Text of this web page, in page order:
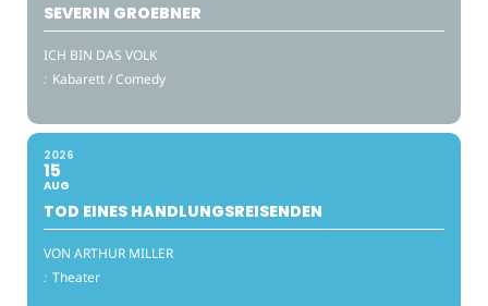
SEVERIN GROEBNER
ICH BIN DAS VOLK
: Kabarett / Comedy
2026
15
AUG
TOD EINES HANDLUNGSREISENDEN
VON ARTHUR MILLER
: Theater